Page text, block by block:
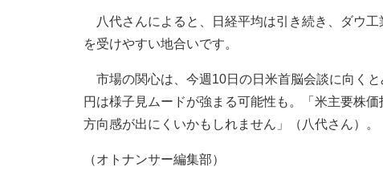
八代さんによると、日経平均は引き続き、ダウ
を受けやすい地合いです。
市場の関心は、今週10日の日米首脳会談に向く
円は様子見ムードが強まる可能性も。「米主要株
方向感が出にくいかもしれません」（八代さん）。
（オトナンサー編集部）